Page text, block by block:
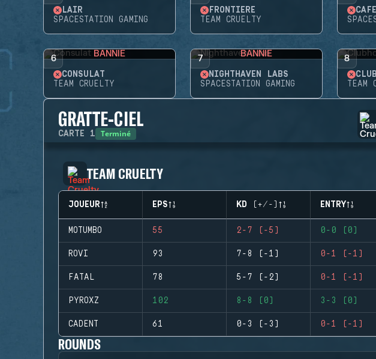
LAIR
SPACESTATION GAMING
FRONTIÈRE
TEAM CRUELTY
6 BANNIE
CONSULAT
TEAM CRUELTY
7 BANNIE
NIGHTHAVEN LABS
SPACESTATION GAMING
8
TEAM
GRATTE-CIEL
CARTE 1 Terminé
TEAM CRUELTY
JOUEUR EPS KD (+/-) ENTRY
MOTUMBO 55 2-7 (-5) 0-0 (0)
ROVI 93 7-8 (-1) 0-1 (-1)
FATAL 78 5-7 (-2) 0-1 (-1)
PYROXZ 102 8-8 (0) 3-3 (0)
CADENT 61 0-3 (-3) 0-1 (-1)
ROUNDS